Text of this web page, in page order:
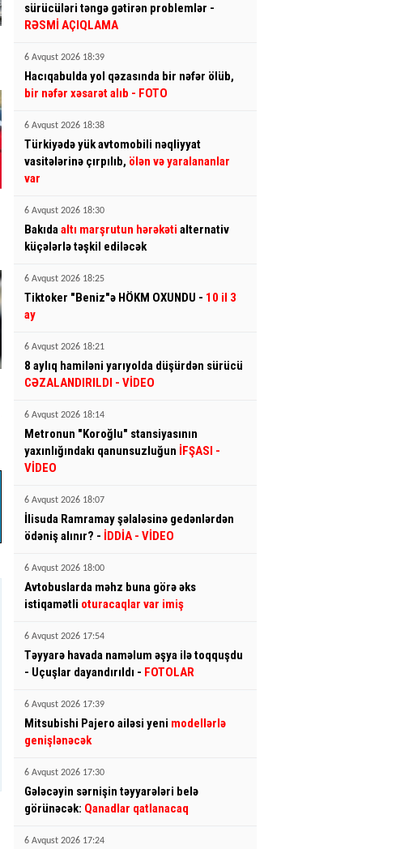
sürücüləri təngə gətirən problemlər -
RƏSMİ AÇIQLAMA
6 Avqust 2026 18:39
Hacıqabulda yol qəzasında bir nəfər ölüb,
bir nəfər xəsarət alıb - FOTO
6 Avqust 2026 18:38
Türkiyədə yük avtomobili nəqliyyat
vasitələrinə çırpılıb, ölən və yaralananlar
var
6 Avqust 2026 18:30
Bakıdaaltı marşrutun hərəkəti alternativ
küçələrlə təşkil ediləcək
6 Avqust 2026 18:25
Tiktoker "Beniz"ə HÖKM OXUNDU - 10 il 3
ay
6 Avqust 2026 18:21
8 aylıq hamiləni yarıyolda düşürdən sürücü
CƏZALANDIRILDI - VİDEO
6 Avqust 2026 18:14
Metronun "Koroğlu" stansiyasının
yaxınlığındakı qanunsuzluğun İFŞASI -
VİDEO
6 Avqust 2026 18:07
İlisuda Ramramay şəlaləsinə gedənlərdən
ödəniş alınır? - İDDİA - VİDEO
6 Avqust 2026 18:00
Avtobuslarda məhz buna görə əks
istiqamətli oturacaqlar var imiş
6 Avqust 2026 17:54
Təyyarə havada naməlum əşya ilə toqquşdu
- Uçuşlar dayandırıldı - FOTOLAR
6 Avqust 2026 17:39
Mitsubishi Pajero ailəsi yeni modellərlə
genişlənəcək
6 Avqust 2026 17:30
Gələcəyin sərnişin təyyarələri belə
görünəcək: Qanadlar qatlanacaq
6 Avqust 2026 17:24